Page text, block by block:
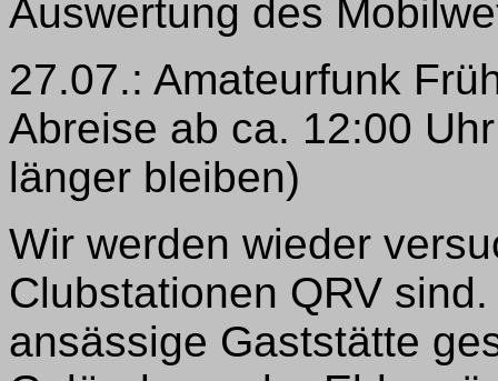
Auswertung des
27.07.: Amateurfunk
Abreise ab ca. 12:00
länger bleiben)
Wir werden wieder
Clubstationen QRV
ansässige Gaststätte